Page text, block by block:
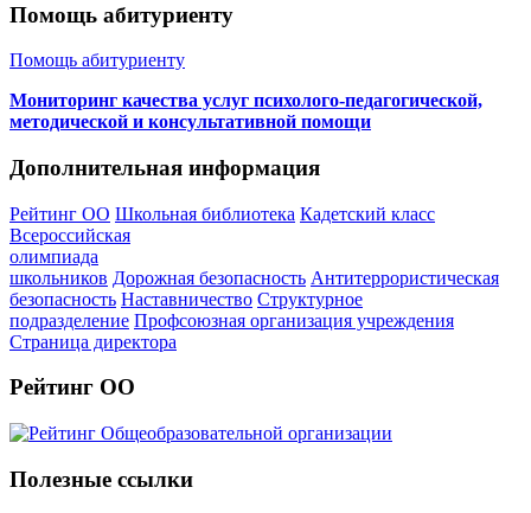
Помощь абитуриенту
Помощь абитуриенту
Мониторинг качества услуг психолого-педагогической,
методической и консультативной помощи
Дополнительная информация
Рейтинг ОО Школьная библиотека Кадетский класс
Всероссийская
олимпиада
школьников Дорожная безопасность Антитеррористическая
безопасность Наставничество Структурное
подразделение Профсоюзная организация учреждения
Страница директора
Рейтинг ОО
Полезные ссылки